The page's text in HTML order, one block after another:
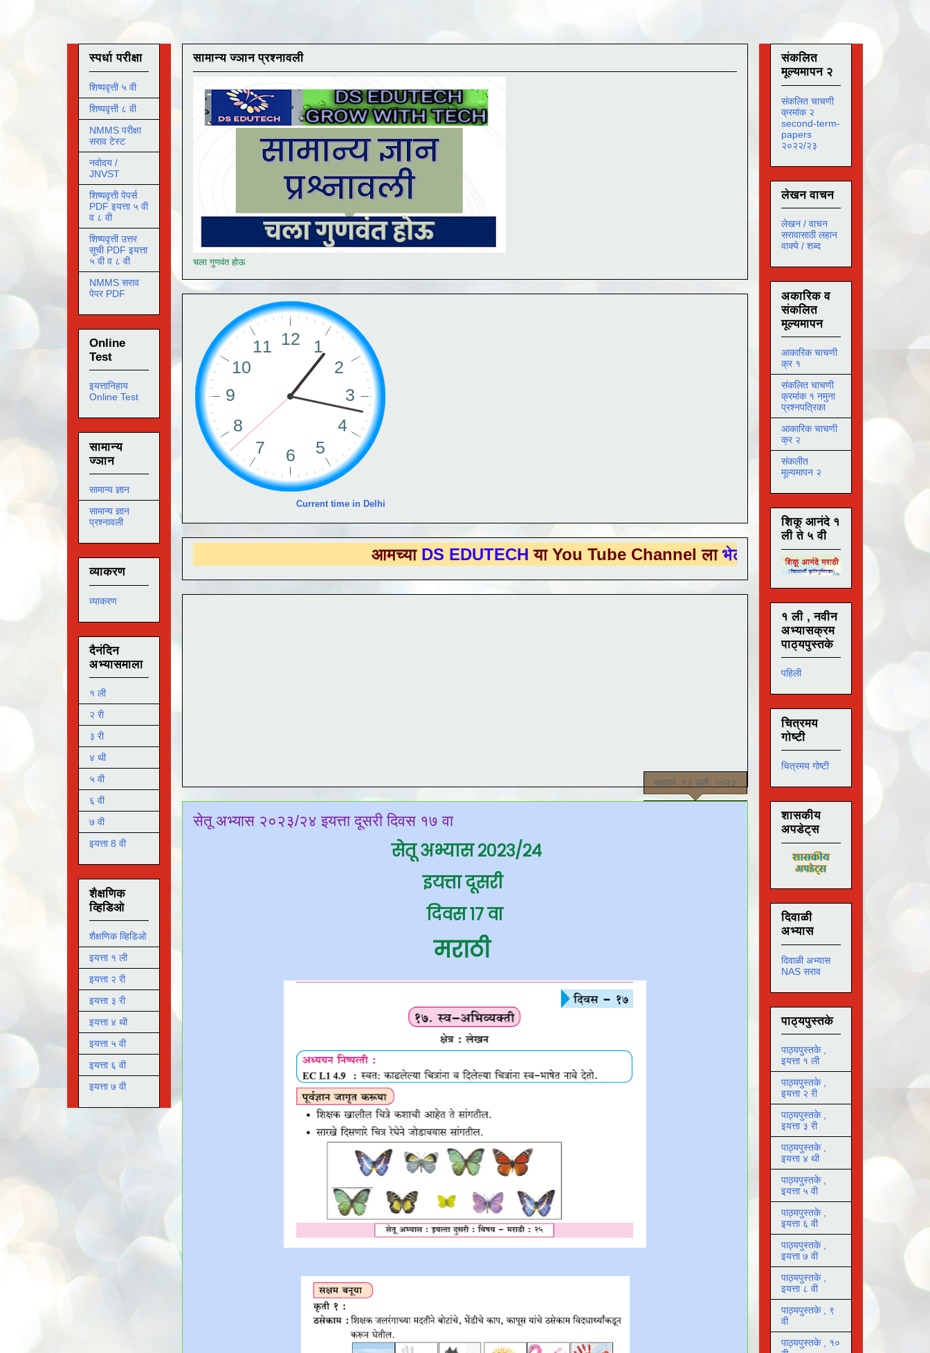
सामान्य ज्ञान प्रश्नावली
चला गुणवंत होऊ
Current time in Delhi
DS EDUTECHया You Tube Channel लाभेट देण्यासाठी येथे क्लिक करा .
बुधवार, १२ जुलै, २०२३
सेतू अभ्यास २०२३/२४ इयत्ता दूसरी दिवस १७ वा
सेतू अभ्यास २०२३/२४
इयत्ता दूसरी
दिवस १७ वा
मराठी
स्पर्धा परीक्षा
शिष्यवृत्ती ५ वी
शिष्यवृत्ती ८ वी
NMMS परीक्षा
सराव टेस्ट
नवोदय /
JNVST
शिष्यवृत्ती पेपर्स
PDF इयत्ता ५ वी
व ८ वी
शिष्यवृत्ती उत्तर
सूची PDF इयत्ता
५ वी व ८ वी
NMMS सराव
पेपर PDF
Online
Test
इयत्तानिहाय
Online Test
सामान्य
ज्ञान
सामान्य ज्ञान
सामान्य ज्ञान
प्रश्नावली
व्याकरण
व्याकरण
दैनंदिन
अभ्यासमाला
१ ली
२ री
३ री
४ थी
५ वी
६ वी
७ वी
इयत्ता 8 वी
शैक्षणिक
व्हिडिओ
शैक्षणिक व्हिडिओ
इयत्ता १ ली
इयत्ता २ री
इयत्ता ३ री
इयत्ता ४ थी
इयत्ता ५ वी
इयत्ता ६ वी
इयत्ता ७ वी
संकलित
मूल्यमापन २
संकलित चाचणी
क्रमांक २
second-term-
papers
२०२२/२३
लेखन वाचन
लेखन / वाचन
सरावासाठी लहान
वाक्ये / शब्द
अकारिक व
संकलित
मूल्यमापन
आकारिक चाचणी
क्र १
संकलित चाचणी
क्रमांक १ नमुना
प्रश्नपत्रिका
आकारिक चाचणी
क्र २
संकलीत
मूल्यमापन २
शिकू आनंदे १
ली ते ५ वी
१ ली , नवीन
अभ्यासक्रम
पाठ्यपुस्तके
पहिली
चित्रमय
गोष्टी
चित्रमय गोष्टी
शासकीय
अपडेट्स
दिवाळी
अभ्यास
दिवाळी अभ्यास
NAS सराव
पाठ्यपुस्तके
पाठ्यपुस्तके ,
इयत्ता १ ली
पाठ्यपुस्तके ,
इयत्ता २ री
पाठ्यपुस्तके ,
इयत्ता ३ री
पाठ्यपुस्तके ,
इयत्ता ४ थी
पाठ्यपुस्तके ,
इयत्ता ५ वी
पाठ्यपुस्तके ,
इयत्ता ६ वी
पाठ्यपुस्तके ,
इयत्ता ७ वी
पाठ्यपुस्तके ,
इयत्ता ८ वी
पाठ्यपुस्तके , ९
वी
पाठ्यपुस्तके , १०